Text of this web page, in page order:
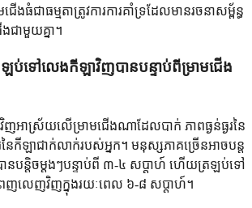
ើងធំជាធម្មតាត្រូវការការគាំទ្រដែលមានរចនាសម្ព័ន្ធ
ងជាមួយគ្នា។
ប់ទៅលេងកីឡាវិញបានបន្ទាប់ពីម្រាមជើង
អាស្រ័យលើម្រាមជើងណាដែលបាក់ ភាពធ្ងន់ធ្ងរនៃ
នៃកីឡាជាក់លាក់របស់អ្នក។ មនុស្សភាគច្រើនអាចបន្ត
នបន្តិចម្តងៗបន្ទាប់ពី ៣-៤ សប្តាហ៍ ហើយត្រឡប់ទៅ
ញលេញវិញក្នុងរយៈពេល ៦-៨ សប្តាហ៍។